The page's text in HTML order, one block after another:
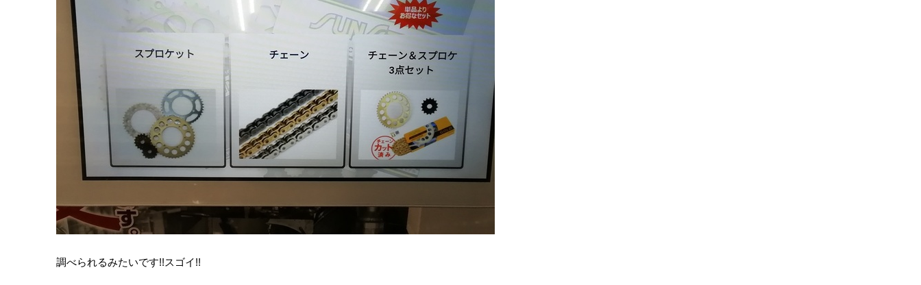
調べられるみたいです!!スゴイ!!